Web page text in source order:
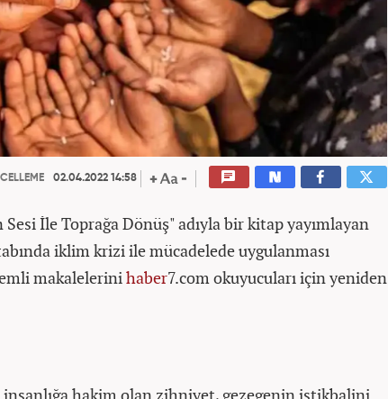
02.04.2022 14:58
Sesi İle Toprağa Dönüş" adıyla bir kitap yayımlayan
iklim krizi ile mücadelede uygulanması
makalelerinihaber7.com okuyucuları için yeniden
insanlığa hakim olan zihniyet, gezegenin istikbalini